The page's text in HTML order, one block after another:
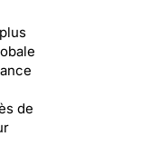
de